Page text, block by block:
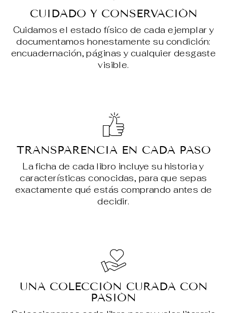
CUIDADO Y CONSERVACIÓN
Cuidamos el estado físico de cada ejemplar y
documentamos honestamente su condición:
encuadernación, páginas y cualquier desgaste
visible.
TRANSPARENCIA EN CADA PASO
La ficha de cada libro incluye su historia y
características conocidas, para que sepas
exactamente qué estás comprando antes de
decidir.
UNA COLECCIÓN CURADA CON
PASIÓN